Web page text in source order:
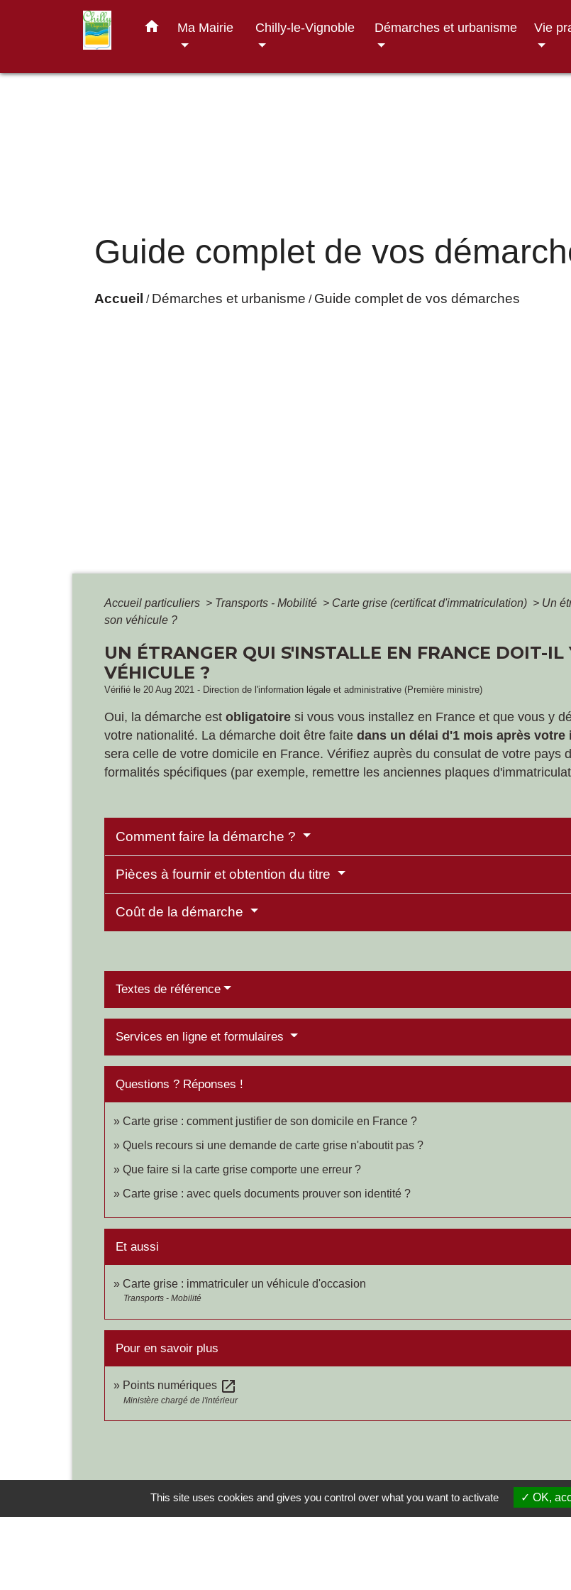
home Ma Mairie Chilly-le-Vignoble Démarches et urbanisme Vie
Guide complet de vos
Accueil / Démarches et urbanisme / Guide complet de vos démarches
Accueil particuliers > Transports - Mobilité > Carte grise (certificat d'immatriculation) > Un
son véhicule ?
UN ÉTRANGER QUI S'INSTALLE EN FRANCE DOIT-
VÉHICULE ?
Vérifié le 20 Aug 2021 - Direction de l'information légale et administrative (Première ministre)
Oui, la démarche est obligatoire si vous vous installez en France et que vous y
votre nationalité. La démarche doit être faite dans un délai d'1 mois après votre
sera celle de votre domicile en France. Vérifiez auprès du consulat de votre pays
formalités spécifiques (par exemple, remettre les anciennes plaques
Comment faire la démarche ?
Pièces à fournir et obtention du titre
Coût de la démarche
Textes de référence
Services en ligne et formulaires
Questions ? Réponses !
Carte grise : comment justifier de son domicile en France ?
Quels recours si une demande de carte grise n'aboutit pas ?
Que faire si la carte grise comporte une erreur ?
Carte grise : avec quels documents prouver son identité ?
Et aussi
Carte grise : immatriculer un véhicule d'occasion
Transports - Mobilité
Pour en savoir plus
Points numériques open_in_new
Ministère chargé de l'intérieur
This site uses cookies and gives you control over what you want to activate OK,